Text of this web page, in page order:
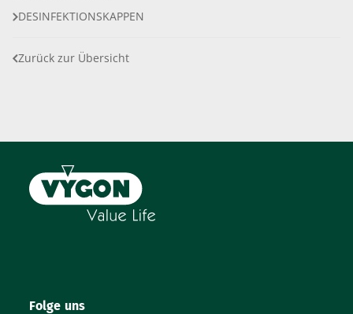
DESINFEKTIONSKAPPEN
Zurück zur Übersicht
Folge uns